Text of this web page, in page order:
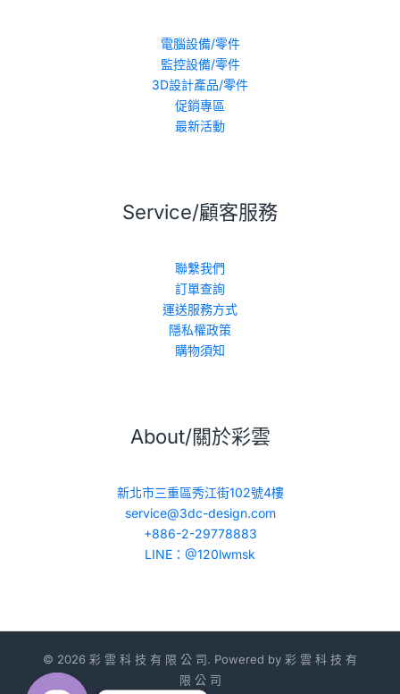
電腦設備/零件
監控設備/零件
3D設計產品/零件
促銷專區
最新活動
Service/顧客服務
聯繫我們
訂單查詢
運送服務方式
隱私權政策
購物須知
About/關於彩雲
新北市三重區秀江街102號4樓
service@3dc-design.com
+886-2-29778883
LINE：@120lwmsk
© 2026 彩 雲 科 技 有 限 公 司. Powered by 彩 雲 科 技 有
限 公 司